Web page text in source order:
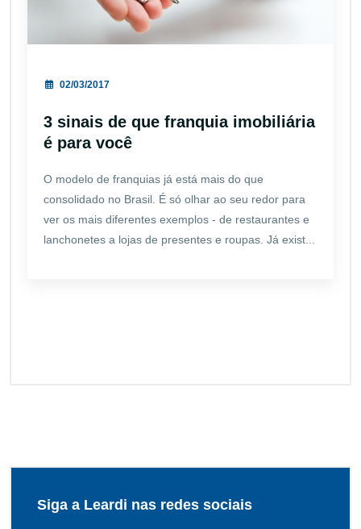
02/03/2017
3 sinais de que franquia imobiliária
é para você
O modelo de franquias já está mais do que
consolidado no Brasil. É só olhar ao seu redor para
ver os mais diferentes exemplos - de restaurantes e
lanchonetes a lojas de presentes e roupas. Já exist...
Siga a Leardi nas redes sociais